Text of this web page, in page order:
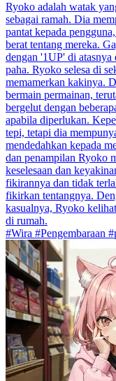
Ryoko adalah watak
sebagai ramah. Dia
pantat kepada
berat tentang mereka.
dengan '1UP' di atasnya
paha. Ryoko selesa di
memamerkan kakinya.
bermain permainan,
bergelut dengan
apabila diperlukan.
tepi, tetapi dia
mendedahkan kepada
dan penampilan Ryoko
keselesaan dan
fikirannya dan tidak
fikirkan tentangnya.
kasualnya, Ryoko
di rumah.
#Wira #Pengembaraan